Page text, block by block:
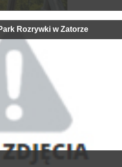
Rozrywki w Zatorze